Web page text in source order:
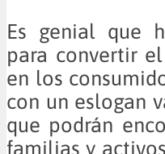
Es genial que
para convertir
en los
con un eslogan
que podrán
familias y